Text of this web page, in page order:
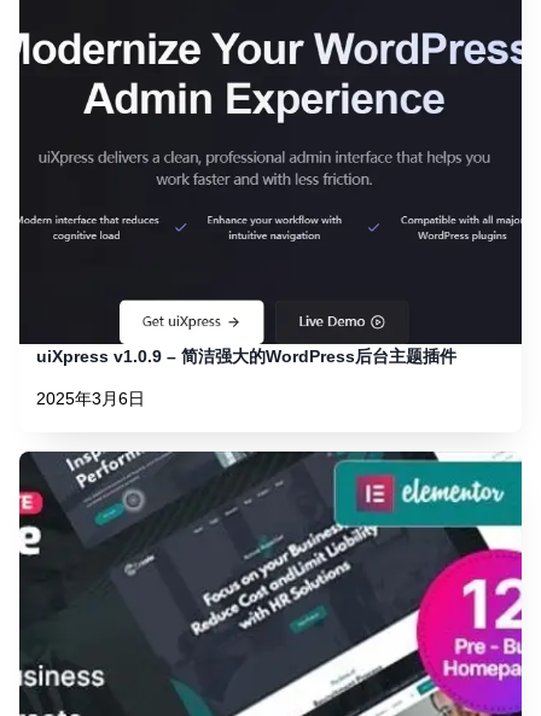
uiXpress v1.0.9 – 简洁强大的WordPress后台主题插件
2025年3月6日